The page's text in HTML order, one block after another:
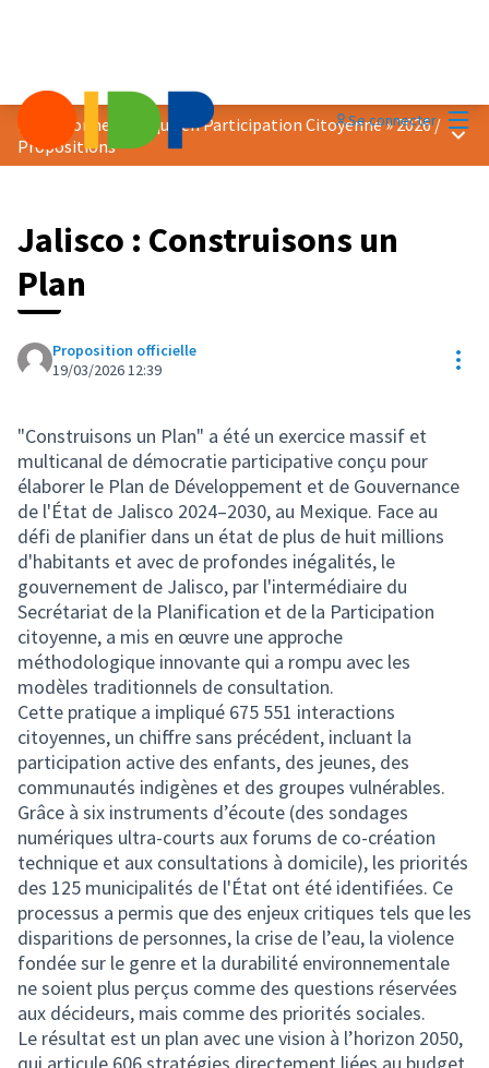
Se connecter
Prix « Bonne Pratique en Participation Citoyenne » 2026 /
Propositions
Jalisco : Construisons un
Plan
Proposition officielle
19/03/2026 12:39
"Construisons un Plan" a été un exercice massif et
multicanal de démocratie participative conçu pour
élaborer le Plan de Développement et de Gouvernance
de l'État de Jalisco 2024–2030, au Mexique. Face au
défi de planifier dans un état de plus de huit millions
d'habitants et avec de profondes inégalités, le
gouvernement de Jalisco, par l'intermédiaire du
Secrétariat de la Planification et de la Participation
citoyenne, a mis en œuvre une approche
méthodologique innovante qui a rompu avec les
modèles traditionnels de consultation.
Cette pratique a impliqué 675 551 interactions
citoyennes, un chiffre sans précédent, incluant la
participation active des enfants, des jeunes, des
communautés indigènes et des groupes vulnérables.
Grâce à six instruments d’écoute (des sondages
numériques ultra-courts aux forums de co-création
technique et aux consultations à domicile), les priorités
des 125 municipalités de l'État ont été identifiées. Ce
processus a permis que des enjeux critiques tels que les
disparitions de personnes, la crise de l’eau, la violence
fondée sur le genre et la durabilité environnementale
ne soient plus perçus comme des questions réservées
aux décideurs, mais comme des priorités sociales.
Le résultat est un plan avec une vision à l’horizon 2050,